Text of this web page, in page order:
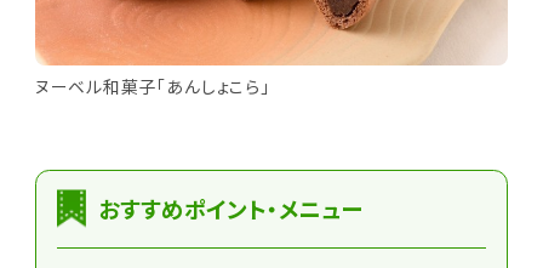
ヌーベル和菓子「あんしょこら」
おすすめポイント・メニュー